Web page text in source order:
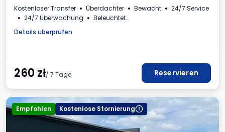
Kostenloser Transfer Überdachter Bewacht
24/7 Service
24/7 Überwachung
Beleuchtet
Rechnung aus dem Parkhaus
Details überprüfen
260 zł/ 7 Tage Reservieren
Empfohlen Kostenlose Stornierung